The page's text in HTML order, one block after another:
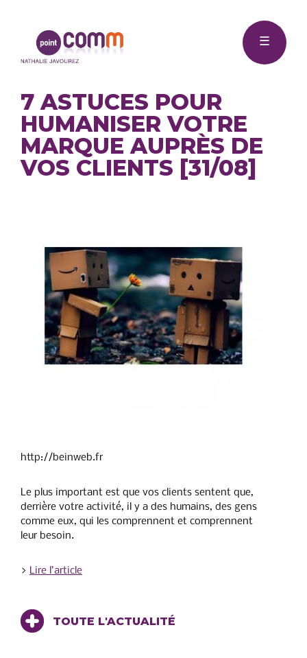
Point
☰
7 ASTUCES POUR
HUMANISER VOTRE
MARQUE AUPRÈS DE
VOS CLIENTS [31/08]
http://beinweb.fr
Le plus important est que vos clients sentent que,
derrière votre activité, il y a des humains, des gens
comme eux, qui les comprennent et comprennent
leur besoin.
> Lire l’article
TOUTE L'ACTUALITÉ